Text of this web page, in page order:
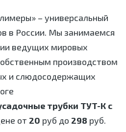
– универсальный
в России. Мы занимаемся
ведущих мировых
производством
и слюдосодержащих
трубки ТУТ-К с
от 20 руб до 298 руб.